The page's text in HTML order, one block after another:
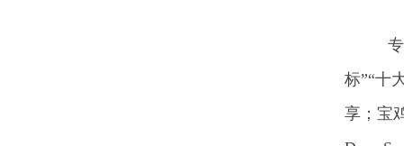
专
标”“十
享；宝